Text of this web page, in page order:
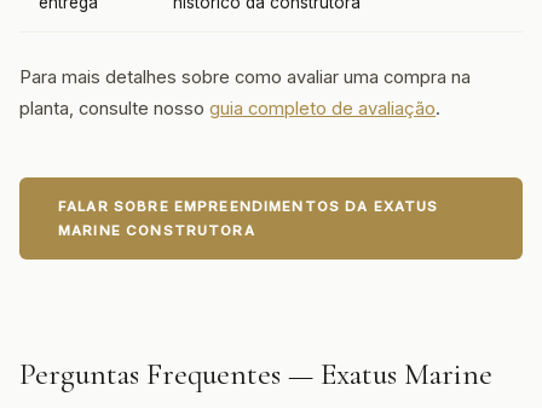
Para mais detalhes sobre como avaliar uma compra na
planta, consulte nosso guia completo de avaliação.
FALAR SOBRE EMPREENDIMENTOS DA EXATUS
MARINE CONSTRUTORA
Perguntas Frequentes — Exatus Marine